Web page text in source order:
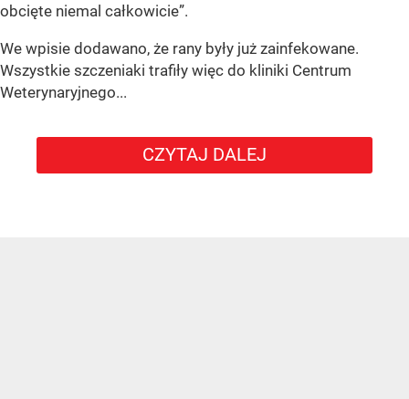
obcięte niemal całkowicie”.
We wpisie dodawano, że rany były już zainfekowane.
Wszystkie szczeniaki trafiły więc do kliniki Centrum
Weterynaryjnego...
CZYTAJ DALEJ